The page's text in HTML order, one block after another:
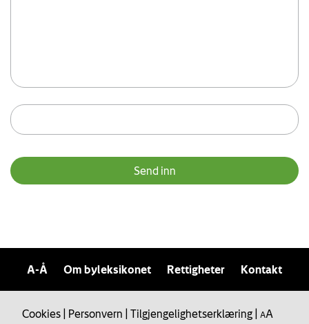
A-Å Om byleksikonet Rettigheter Kontakt
Cookies Personvern Tilgjengelighetserklæring AA